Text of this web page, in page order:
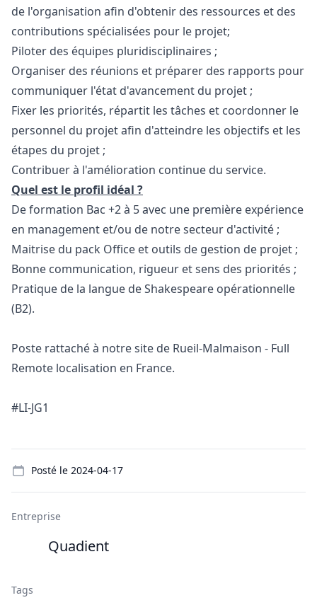
de l'organisation afin d'obtenir des ressources et des
contributions spécialisées pour le projet;
Piloter des équipes pluridisciplinaires ;
Organiser des réunions et préparer des rapports pour
communiquer l'état d'avancement du projet ;
Fixer les priorités, répartit les tâches et coordonner le
personnel du projet afin d'atteindre les objectifs et les
étapes du projet ;
Contribuer à l'amélioration continue du service.
Quel est le profil idéal ?
De formation Bac +2 à 5 avec une première expérience
en management et/ou de notre secteur d'activité ;
Maitrise du pack Office et outils de gestion de projet ;
Bonne communication, rigueur et sens des priorités ;
Pratique de la langue de Shakespeare opérationnelle
(B2).
Poste rattaché à notre site de Rueil-Malmaison - Full
Remote localisation en France.
#LI-JG1
Posté le 2024-04-17
Entreprise
Quadient
Tags